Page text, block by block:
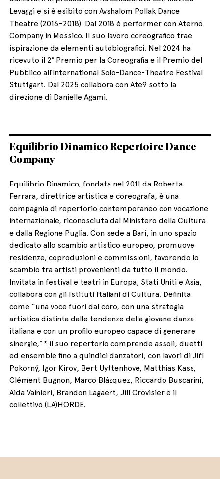
Levaggi e si è esibito con Avshalom Pollak Dance
Theatre (2016–2018). Dal 2018 è performer con Aterno
Company in Messico. Il suo lavoro coreografico trae
ispirazione da elementi autobiografici. Nel 2024 ha
ricevuto il 2° Premio per la Coreografia e il Premio del
Pubblico all’International Solo-Dance-Theatre Festival
Stuttgart. Dal 2025 collabora con Ate9 sotto la
direzione di Danielle Agami.
Equilibrio Dinamico Repertoire Dance
Company
Equilibrio Dinamico, fondata nel 2011 da Roberta
Ferrara, direttrice artistica e coreografa, è una
compagnia di repertorio contemporaneo con vocazione
internazionale, riconosciuta dal Ministero della Cultura
e dalla Regione Puglia. Con sede a Bari, in uno spazio
dedicato allo scambio artistico europeo, promuove
residenze, coproduzioni e commissioni, favorendo lo
scambio tra artisti provenienti da tutto il mondo.
Invitata in festival e teatri in Europa, Stati Uniti e Asia,
collabora con gli Istituti Italiani di Cultura. Definita
come “una voce fuori dal coro, con una strategia
artistica distinta dalle tendenze della giovane danza
italiana e con un profilo europeo capace di generare
sinergie,”* il suo repertorio comprende assoli, duetti
ed ensemble fino a quindici danzatori, con lavori di Jiří
Pokorný, Igor Kirov, Bert Uyttenhove, Matthias Kass,
Clément Bugnon, Marco Blázquez, Riccardo Buscarini,
Aida Vainieri, Brandon Lagaert, Jill Crovisier e il
collettivo (LA)HORDE.